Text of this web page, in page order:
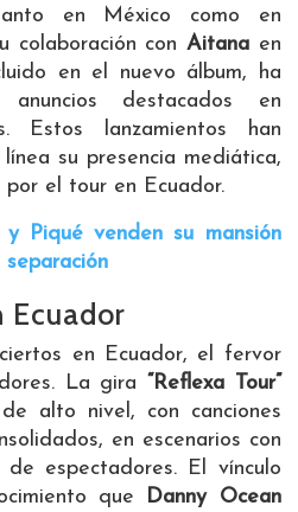
en México como en
colaboración con Aitana en
en el nuevo álbum, ha
destacados en
Estos lanzamientos han
su presencia mediática,
el tour en Ecuador.
y Piqué venden su mansión
Ecuador
en Ecuador, el fervor
La gira“Reflexa Tour”
alto nivel, con canciones
en escenarios con
espectadores. El vínculo
que
Danny Ocean